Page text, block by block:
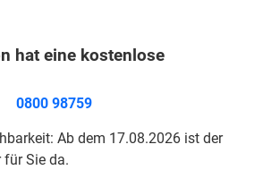
hat eine kostenlose
0800 98759
Ab dem 17.08.2026 ist der
für Sie da.